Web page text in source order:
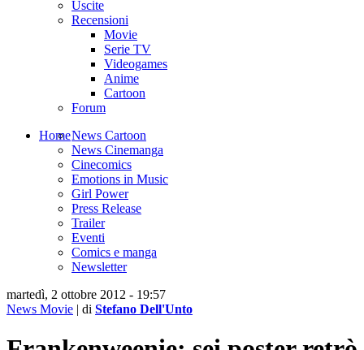
Uscite
Recensioni
Movie
Serie TV
Videogames
Anime
Cartoon
Forum
HomeNews Cartoon
News Cinemanga
Cinecomics
Emotions in Music
Girl Power
Press Release
Trailer
Eventi
Comics e manga
Newsletter
martedì, 2 ottobre 2012 - 19:57
News Movie | di Stefano Dell'Unto